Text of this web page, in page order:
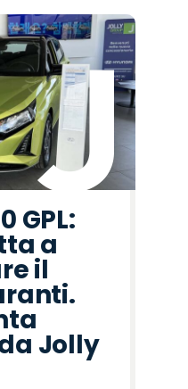
GPL:
a
il
Jolly